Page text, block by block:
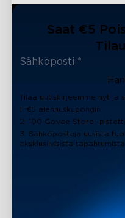
Saat €5
Tilaa uutiskirjeemme nyt ja
1. €5 alennuskupongin
2. 100 Govee Store -
3. Sähköposteja uusista
eksklusiivisista tapahtumista